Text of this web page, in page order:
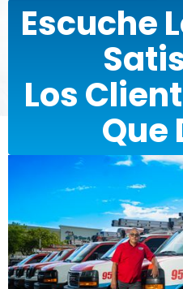
Escuche
Los
Que